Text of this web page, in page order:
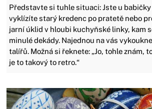
Představte si tuhle situaci: Jste u babičky
vyklízíte starý kredenc po pratetě nebo
jarní úklid v hloubi kuchyňské linky, kam
minulé dekády. Najednou na vás
talířů. Možná si řeknete: „Jo, tohle znám,
je to takový to retro.“